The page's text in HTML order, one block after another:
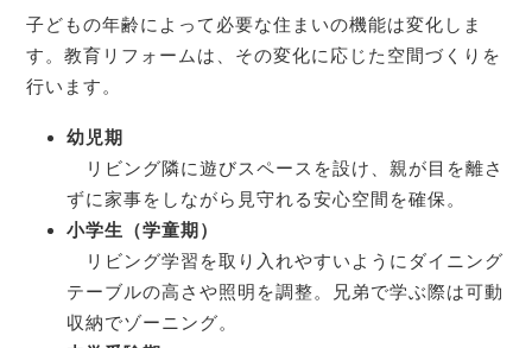
子どもの年齢によって必要な住まいの機能は変化しま
す。教育リフォームは、その変化に応じた空間づくりを
行います。
幼児期
リビング隣に遊びスペースを設け、親が目を離さ
ずに家事をしながら見守れる安心空間を確保。
小学生（学童期）
リビング学習を取り入れやすいようにダイニング
テーブルの高さや照明を調整。兄弟で学ぶ際は可動
収納でゾーニング。